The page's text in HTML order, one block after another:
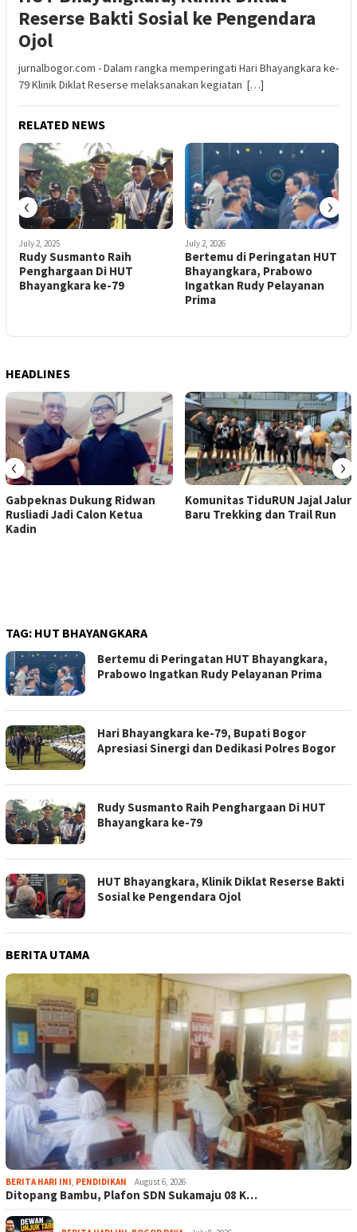
Reserse Bakti Sosial ke Pengendara
Ojol
jurnalbogor.com - Dalam rangka memperingati Hari Bhayangkara ke-
79 Klinik Diklat Reserse melaksanakan kegiatan […]
RELATED NEWS
July 2, 2025
Rudy Susmanto Raih
Penghargaan Di HUT
Bhayangkara ke-79
July 2, 2026
Bertemu di Peringatan HUT
Bhayangkara, Prabowo
Ingatkan Rudy Pelayanan
Prima
‹ ›
HEADLINES
Gabpeknas Dukung Ridwan
Rusliadi Jadi Calon Ketua
Kadin
Komunitas TiduRUN Jajal Jalur
Baru Trekking dan Trail Run
‹ ›
TAG: HUT BHAYANGKARA
Bertemu di Peringatan HUT Bhayangkara,
Prabowo Ingatkan Rudy Pelayanan Prima
Hari Bhayangkara ke-79, Bupati Bogor
Apresiasi Sinergi dan Dedikasi Polres Bogor
Rudy Susmanto Raih Penghargaan Di HUT
Bhayangkara ke-79
HUT Bhayangkara, Klinik Diklat Reserse Bakti
Sosial ke Pengendara Ojol
BERITA UTAMA
BERITA HARI INI, PENDIDIKAN August 6, 2026
Ditopang Bambu, Plafon SDN Sukamaju 08 K…